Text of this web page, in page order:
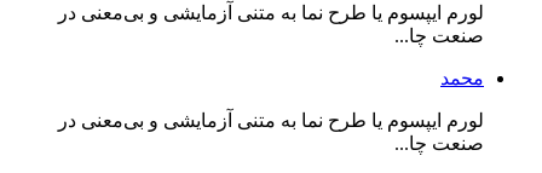
لورم ایپسوم یا طرح‌ نما به متنی آزمایشی و بی‌معنی در
صنعت چا...
محمد
لورم ایپسوم یا طرح‌ نما به متنی آزمایشی و بی‌معنی در
صنعت چا...